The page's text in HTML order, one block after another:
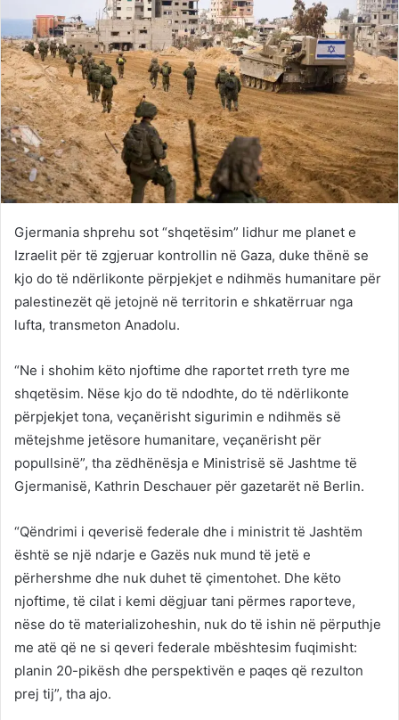
Gjermania shprehu sot “shqetësim” lidhur me planet e
Izraelit për të zgjeruar kontrollin në Gaza, duke thënë se
kjo do të ndërlikonte përpjekjet e ndihmës humanitare për
palestinezët që jetojnë në territorin e shkatërruar nga
lufta, transmeton Anadolu.
“Ne i shohim këto njoftime dhe raportet rreth tyre me
shqetësim. Nëse kjo do të ndodhte, do të ndërlikonte
përpjekjet tona, veçanërisht sigurimin e ndihmës së
mëtejshme jetësore humanitare, veçanërisht për
popullsinë”, tha zëdhënësja e Ministrisë së Jashtme të
Gjermanisë, Kathrin Deschauer për gazetarët në Berlin.
“Qëndrimi i qeverisë federale dhe i ministrit të Jashtëm
është se një ndarje e Gazës nuk mund të jetë e
përhershme dhe nuk duhet të çimentohet. Dhe këto
njoftime, të cilat i kemi dëgjuar tani përmes raporteve,
nëse do të materializoheshin, nuk do të ishin në përputhje
me atë që ne si qeveri federale mbështesim fuqimisht:
planin 20-pikësh dhe perspektivën e paqes që rezulton
prej tij”, tha ajo.